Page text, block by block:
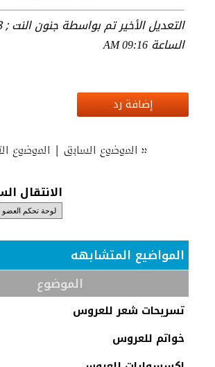
الساعة 09:16 AM
إضافة رد
« الموضوع السابق| الموضوع
الانتقال
المواضيع المتشابهه
الموضوع
تسريحات شعر للعروس
خواتم للعروس